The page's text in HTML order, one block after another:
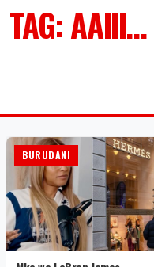
TAG: AAIII…
BURUDANI